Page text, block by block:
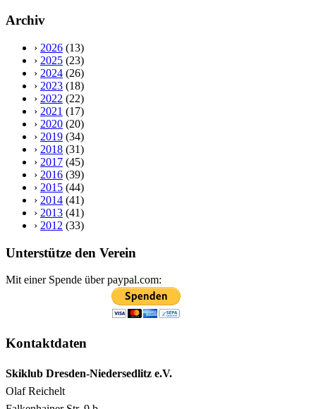
Archiv
› 2026 (13)
› 2025 (23)
› 2024 (26)
› 2023 (18)
› 2022 (22)
› 2021 (17)
› 2020 (20)
› 2019 (34)
› 2018 (31)
› 2017 (45)
› 2016 (39)
› 2015 (44)
› 2014 (41)
› 2013 (41)
› 2012 (33)
Unterstütze den Verein
Mit einer Spende über paypal.com:
Kontaktdaten
Skiklub Dresden-Niedersedlitz e.V.
Olaf Reichelt